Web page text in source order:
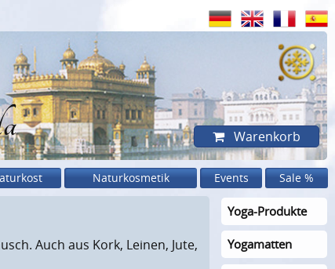
Warenkorb
Naturkosmetik Events Sale %
Auch aus Kork, Leinen, Jute,
Yoga-Produkte
Yogamatten